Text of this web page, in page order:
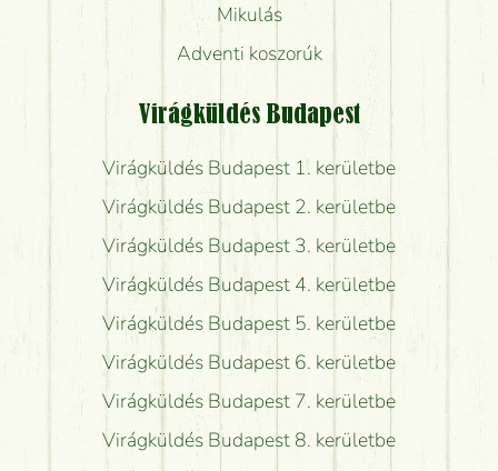
Mikulás
Adventi koszorúk
Virágküldés Budapest
Virágküldés Budapest 1. kerületbe
Virágküldés Budapest 2. kerületbe
Virágküldés Budapest 3. kerületbe
Virágküldés Budapest 4. kerületbe
Virágküldés Budapest 5. kerületbe
Virágküldés Budapest 6. kerületbe
Virágküldés Budapest 7. kerületbe
Virágküldés Budapest 8. kerületbe